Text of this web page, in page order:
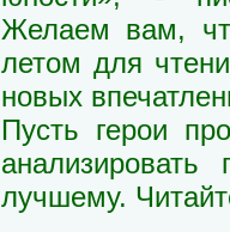
Желаем вам,
летом для
новых
Пусть герои
анализировать
лучшему.